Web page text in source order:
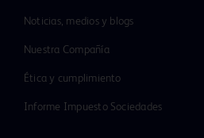
Noticias, medios y blogs
Nuestra Compañía
Ética y cumplimiento
Informe Impuesto Sociedades